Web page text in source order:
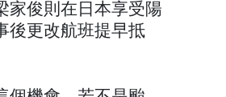
家俊則在日本享受陽
後更改航班提早抵